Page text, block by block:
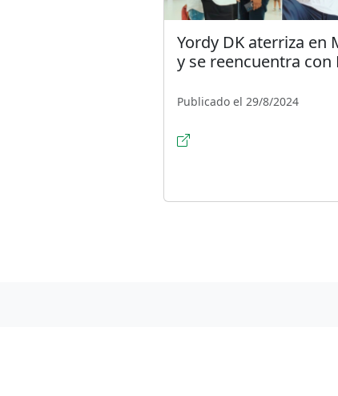
Yordy DK aterriza en
y se reencuentra con
Publicado el 29/8/2024